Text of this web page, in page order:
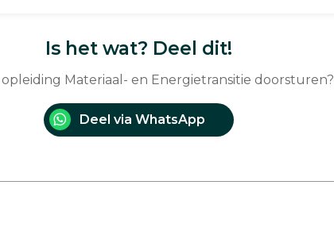
Is het wat? Deel dit!
Materiaal- en Energietransitie doorsturen?
Deel via WhatsApp